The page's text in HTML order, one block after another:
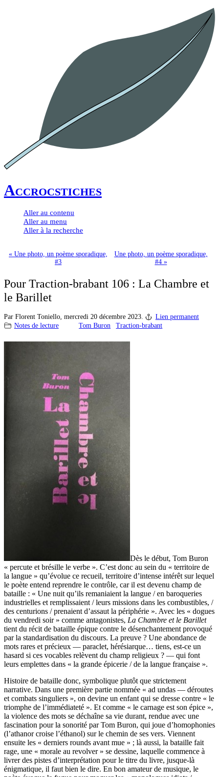
Accrocstiches
Aller au contenu
Aller au menu
Aller à la recherche
« Une photo, un poème sporadique,
#3
Une photo, un poème sporadique,
#4 »
Pour Traction-brabant 106 : La Chambre et
le Barillet
Par Florent Toniello, mercredi 20 décembre 2023.
Lien permanent
Notes de lecture
Tom Buron Traction-brabant
Dès le début, Tom Buron
« percute et brésille le verbe ». C’est donc au sein du « territoire de
la langue » qu’évolue ce recueil, territoire d’intense intérêt sur lequel
le poète entend reprendre le contrôle, car il est devenu champ de
bataille : « Une nuit qu’ils remaniaient la langue / en baroqueries
industrielles et remplissaient / leurs missions dans les combustibles, /
des centurions / prenaient d’assaut la périphérie ». Avec les « dogues
du vendredi soir » comme antagonistes, La Chambre et le Barillet
tient du récit de bataille épique contre le désenchantement provoqué
par la standardisation du discours. La preuve ? Une abondance de
mots rares et précieux — paraclet, hérésiarque… tiens, est-ce un
hasard si ces vocables relèvent du champ religieux ? — qui font
leurs emplettes dans « la grande épicerie / de la langue française ».
Histoire de bataille donc, symbolique plutôt que strictement
narrative. Dans une première partie nommée « ad undas — déroutes
et combats singuliers », on devine un enfant qui se dresse contre « le
triomphe de l’immédiateté ». Et comme « le carnage est son épice »,
la violence des mots se déchaîne sa vie durant, rendue avec une
fascination pour la sonorité par Tom Buron, qui joue d’homophonies
(l’athanor croise l’éthanol) sur le chemin de ses vers. Viennent
ensuite les « derniers rounds avant mue » ; là aussi, la bataille fait
rage, une « morale au revolver » se dessine, laquelle commence à
livrer des pistes d’interprétation pour le titre du livre, jusque-là
énigmatique, il faut bien le dire. En bon amateur de musique, le